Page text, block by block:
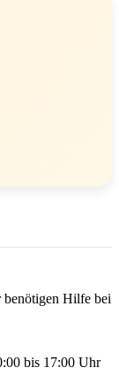
benötigen Hilfe bei
bis 17:00 Uhr